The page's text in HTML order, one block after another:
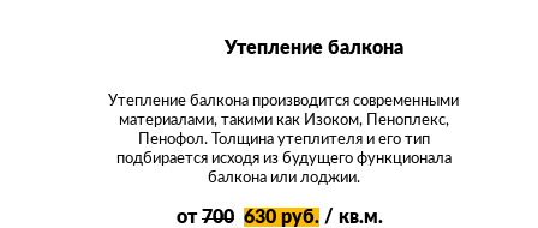
Утепление балкона производится современными
материалами, такими как Изоком, Пеноплекс,
Пенофол. Толщина утеплителя и его тип
подбирается исходя из будущего функционала
балкона или лоджии.
Утепление балкона
от700 630 руб./ кв.м.